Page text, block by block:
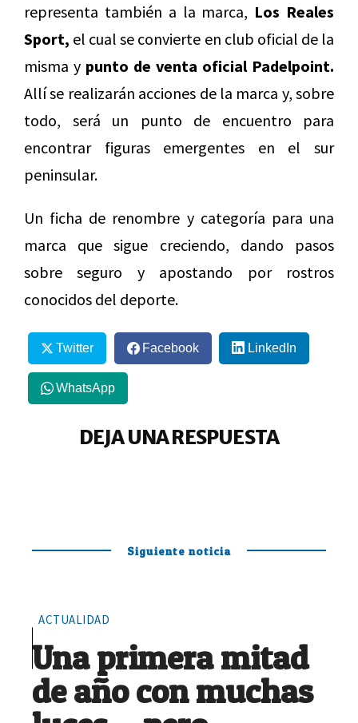
representa también a la marca, Los Reales
Sport, el cual se convierte en club oficial de la
misma y punto de venta oficial Padelpoint.
Allí se realizarán acciones de la marca y, sobre
todo, será un punto de encuentro para
encontrar figuras emergentes en el sur
peninsular.
Un ficha de renombre y categoría para una
marca que sigue creciendo, dando pasos
sobre seguro y apostando por rostros
conocidos del deporte.
Twitter Facebook LinkedIn
WhatsApp
DEJA UNA RESPUESTA
Siguiente noticia
ACTUALIDAD
Una primera mitad
de año con muchas